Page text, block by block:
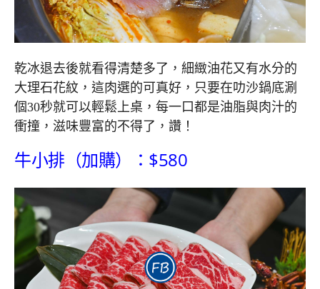
乾冰退去後就看得清楚多了，細緻油花又有水分的
大理石花紋，這肉選的可真好，只要在叻沙鍋底涮
個30秒就可以輕鬆上桌，每一口都是油脂與肉汁的
衝撞，滋味豐富的不得了，讚！
牛小排（加購）：$580